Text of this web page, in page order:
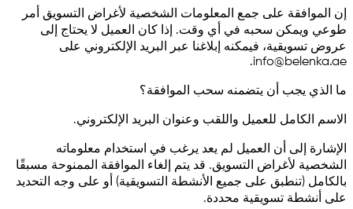
إن الموافقة على جمع المعلومات الشخصية لأغراض التسويق أمر
طوعي ويمكن سحبه في أي وقت. إذا كان العميل لا يحتاج إلى
عروض تسويقية، فيمكنه إبلاغنا عبر البريد الإلكتروني على
info@belenka.ae
.
ما الذي يجب أن يتضمنه سحب الموافقة؟
الاسم الكامل للعميل واللقب وعنوان البريد الإلكتروني.
الإشارة إلى أن العميل لم يعد يرغب في استخدام معلوماته
الشخصية لأغراض التسويق. قد يتم إلغاء الموافقة الممنوحة مسبقًا
بالكامل (تنطبق على جميع الأنشطة التسويقية) أو على وجه التحديد
على أنشطة تسويقية محددة.